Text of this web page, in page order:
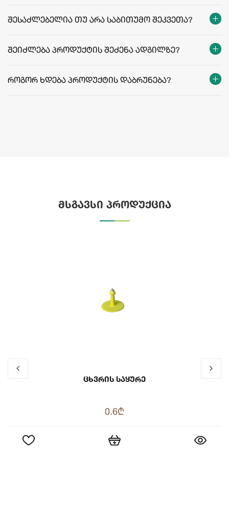
შესაძლებელია თუ არა საბითუმო შეკვეთა?
შეიძლება პროდუქტის შეძენა ადგილზე?
როგორ ხდება პროდუქტის დაბრუნება?
მსგავსი პროდუქცია
Ცხვრის Საყურე
0.6₾